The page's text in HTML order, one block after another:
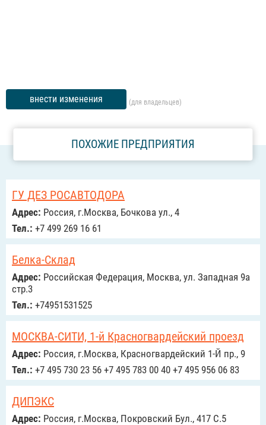
внести изменения (для владельцев)
ПОХОЖИЕ ПРЕДПРИЯТИЯ
ГУ ДЕЗ РОСАВТОДОРА
Адрес: Россия, г.Москва, Бочкова ул., 4
Тел.: +7 499 269 16 61
Белка-Склад
Адрес: Российcкая Федерация, Москва, ул. Западная 9а
стр.3
Тел.: +74951531525
МОСКВА-СИТИ, 1-й Красногвардейский проезд
Адрес: Россия, г.Москва, Красногвардейский 1-Й пр., 9
Тел.: +7 495 730 23 56 +7 495 783 00 40 +7 495 956 06 83
ДИПЭКС
Адрес: Россия, г.Москва, Покровский Бул., 417 С.5